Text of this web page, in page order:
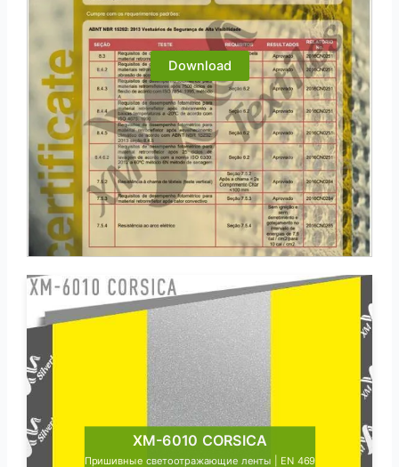
Download
XM-6010 CORSICA
Пришивные светоотражающие ленты | EN 469